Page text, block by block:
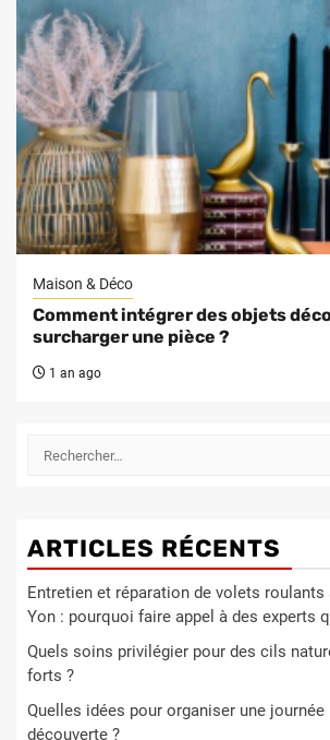
Maison & Déco
Comment intégrer des objets
surcharger une pièce ?
1 an ago
Rechercher :
ARTICLES RÉCENTS
Entretien et réparation de volets roulants
Yon : pourquoi faire appel à des experts
Quels soins privilégier pour des cils
forts ?
Quelles idées pour organiser une journée
découverte ?